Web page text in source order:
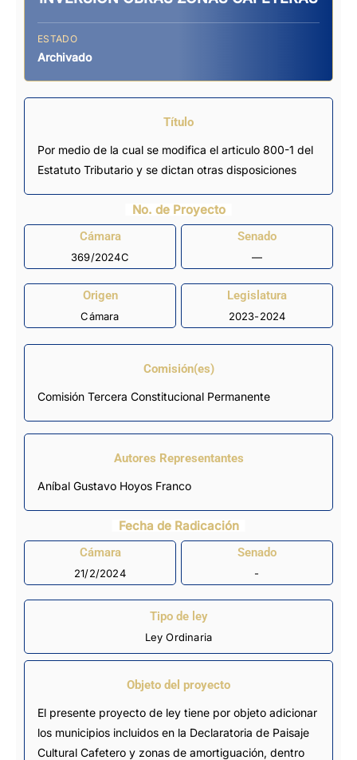
ESTADO
Archivado
Título
Por medio de la cual se modifica el articulo 800-1 del
Estatuto Tributario y se dictan otras disposiciones
No. de Proyecto
Cámara
369/2024C
Senado
—
Origen
Cámara
Legislatura
2023-2024
Comisión(es)
Comisión Tercera Constitucional Permanente
Autores Representantes
Aníbal Gustavo Hoyos Franco
Fecha de Radicación
Cámara
21/2/2024
Senado
-
Tipo de ley
Ley Ordinaria
Objeto del proyecto
El presente proyecto de ley tiene por objeto adicionar
los municipios incluidos en la Declaratoria de Paisaje
Cultural Cafetero y zonas de amortiguación, dentro